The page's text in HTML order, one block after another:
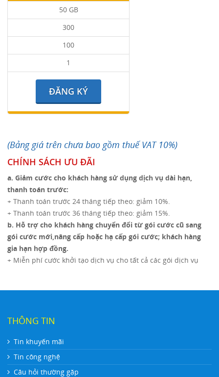
50 GB
300
100
1
ĐĂNG KÝ
(Bảng giá trên chưa bao gồm thuế VAT 10%)
CHÍNH SÁCH ƯU ĐÃI
a. Giảm cước cho khách hàng sử dụng dịch vụ dài hạn,
thanh toán trước:
+ Thanh toán trước 24 tháng tiếp theo: giảm 10%.
+ Thanh toán trước 36 tháng tiếp theo: giảm 15%.
b. Hỗ trợ cho khách hàng chuyển đổi từ gói cước cũ sang
gói cước mới,nâng cấp hoặc hạ cấp gói cước; khách hàng
gia hạn hợp đồng.
+ Miễn phí cước khởi tạo dịch vụ cho tất cả các gói dịch vụ
THÔNG TIN
Tin khuyến mãi
Tin công nghệ
Câu hỏi thường gặp